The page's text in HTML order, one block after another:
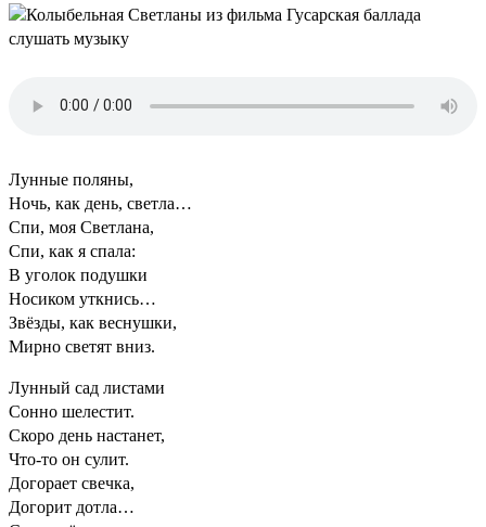
Лунные поляны,
Ночь, как день, светла…
Спи, моя Светлана,
Спи, как я спала:
В уголок подушки
Носиком уткнись…
Звёзды, как веснушки,
Мирно светят вниз.
Лунный сад листами
Сонно шелестит.
Скоро день настанет,
Что-то он сулит.
Догорает свечка,
Догорит дотла…